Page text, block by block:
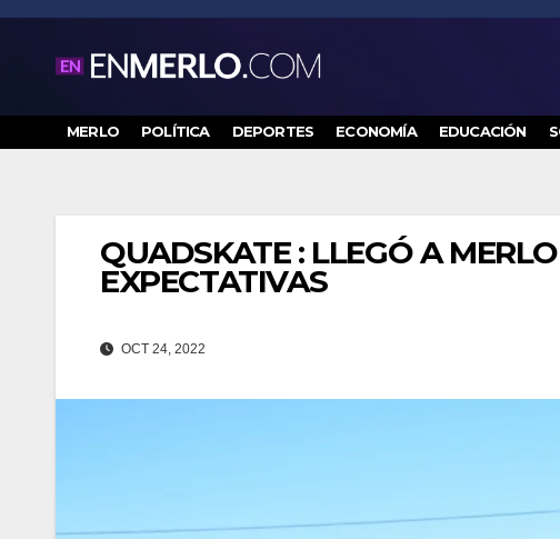
Saltar
contenido
MERLO POLÍTICA DEPORTES ECONOMÍA EDUCACIÓN
QUADSKATE : LLEGÓ A
EXPECTATIVAS
OCT 24, 2022